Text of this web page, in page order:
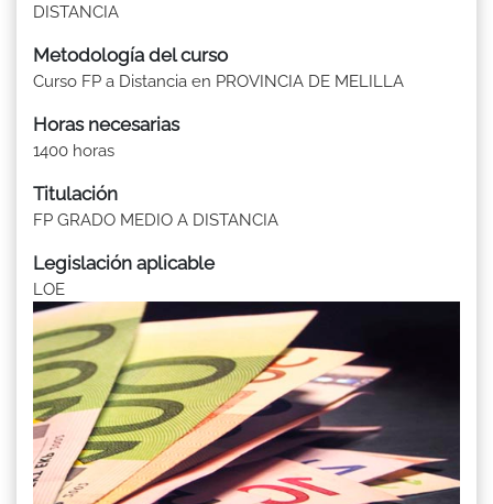
DISTANCIA
Metodología del curso
Curso FP a Distancia en PROVINCIA DE MELILLA
Horas necesarias
1400 horas
Titulación
FP GRADO MEDIO A DISTANCIA
Legislación aplicable
LOE